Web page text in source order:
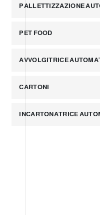
PALLETTIZZAZIONE
PET FOOD
AVVOLGITRICE
CARTONI
INCARTONATRICE